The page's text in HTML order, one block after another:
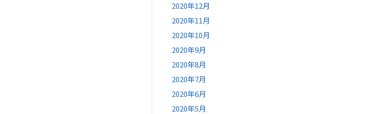
2020年12月
2020年11月
2020年10月
2020年9月
2020年8月
2020年7月
2020年6月
2020年5月